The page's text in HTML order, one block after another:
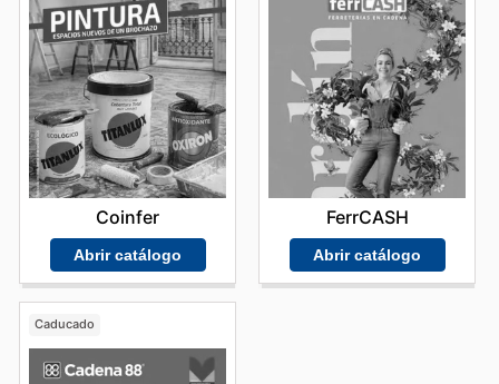
Coinfer
Abrir catálogo
FerrCASH
Abrir catálogo
Caducado